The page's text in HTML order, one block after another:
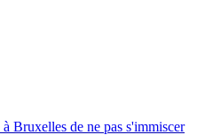
Bruxelles de ne pas s'immiscer